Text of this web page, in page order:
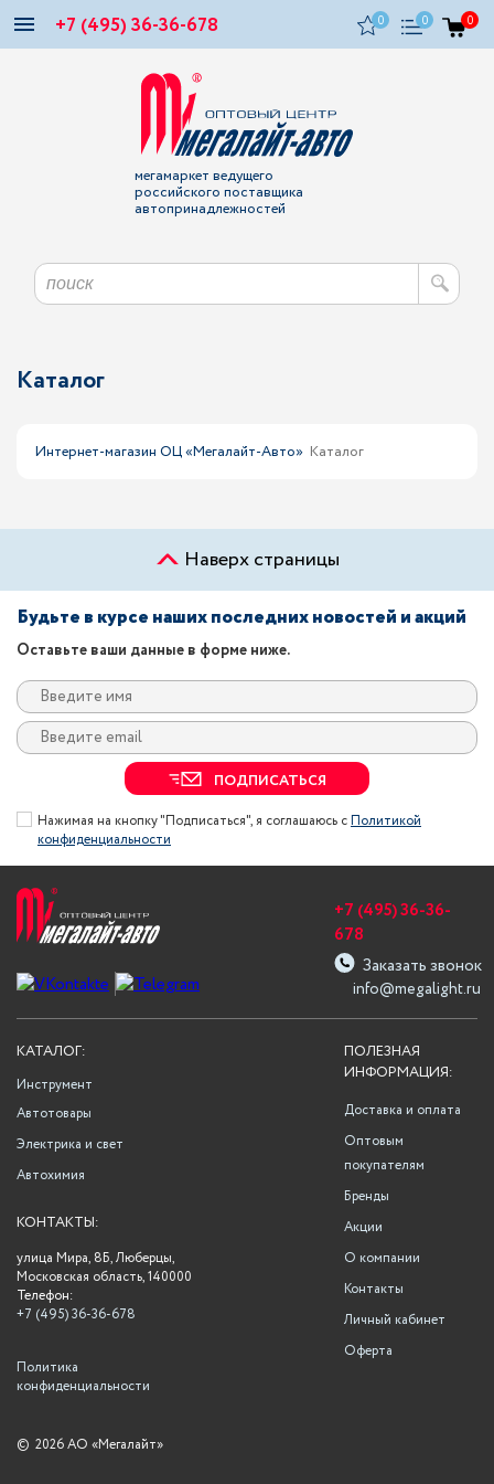
+7 (495) 36-36-678 0 0 0
мегамаркет ведущего
российского поставщика
автопринадлежностей
Каталог
Интернет-магазин ОЦ «Мегалайт-Авто» Каталог
Наверх страницы
Будьте в курсе наших последних новостей и акций
Оставьте ваши данные в форме ниже.
ПОДПИСАТЬСЯ
Нажимая на кнопку "Подписаться", я соглашаюсь сПолитикой
конфиденциальности
info@megalight.ru
+7 (495) 36-36-
678
Заказать звонок
ПОЛЕЗНАЯ
ИНФОРМАЦИЯ:
Доставка и оплата
Оптовым
покупателям
Бренды
Акции
О компании
Контакты
Личный кабинет
Оферта
КАТАЛОГ:
Инструмент
Автотовары
Электрика и свет
Автохимия
КОНТАКТЫ:
улица Мира, 8Б, Люберцы,
Московская область, 140000
Телефон:
+7 (495) 36-36-678
Политика
конфиденциальности
© 2026 АО «Мегалайт»